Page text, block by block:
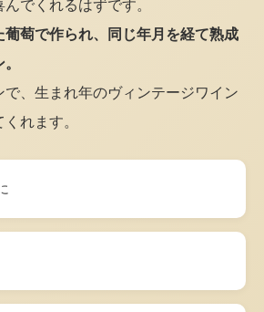
でくれるはずです。
葡萄で作られ、同じ年月を経て熟成
で、生まれ年のヴィンテージワイン
れます。